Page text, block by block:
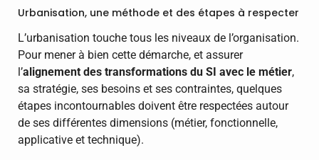
Urbanisation, une méthode et des étapes à respecter
L’urbanisation touche tous les niveaux de l’organisation.
Pour mener à bien cette démarche, et assurer
l’alignement des transformations du SI avec le métier,
sa stratégie, ses besoins et ses contraintes, quelques
étapes incontournables doivent être respectées autour
de ses différentes dimensions (métier, fonctionnelle,
applicative et technique).